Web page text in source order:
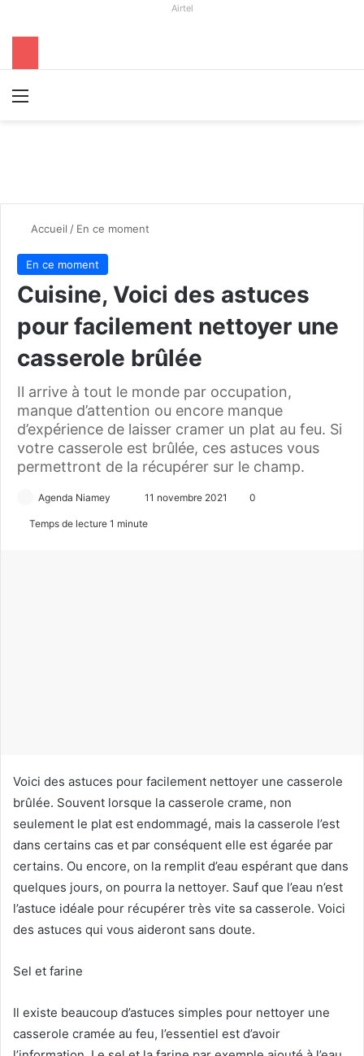
Airtel
Accueil / En ce moment
En ce moment
Cuisine, Voici des astuces
pour facilement nettoyer une
casserole brûlée
Il arrive à tout le monde par occupation,
manque d’attention ou encore manque
d’expérience de laisser cramer un plat au feu. Si
votre casserole est brûlée, ces astuces vous
permettront de la récupérer sur le champ.
Agenda Niamey
n
e
l
11 novembre 2021 0
Temps de lecture 1 minute
Voici des astuces pour facilement nettoyer une casserole
brûlée. Souvent lorsque la casserole crame, non
seulement le plat est endommagé, mais la casserole l’est
dans certains cas et par conséquent elle est égarée par
certains. Ou encore, on la remplit d’eau espérant que dans
quelques jours, on pourra la nettoyer. Sauf que l’eau n’est
l’astuce idéale pour récupérer très vite sa casserole. Voici
des astuces qui vous aideront sans doute.
Sel et farine
Il existe beaucoup d’astuces simples pour nettoyer une
casserole cramée au feu, l’essentiel est d’avoir